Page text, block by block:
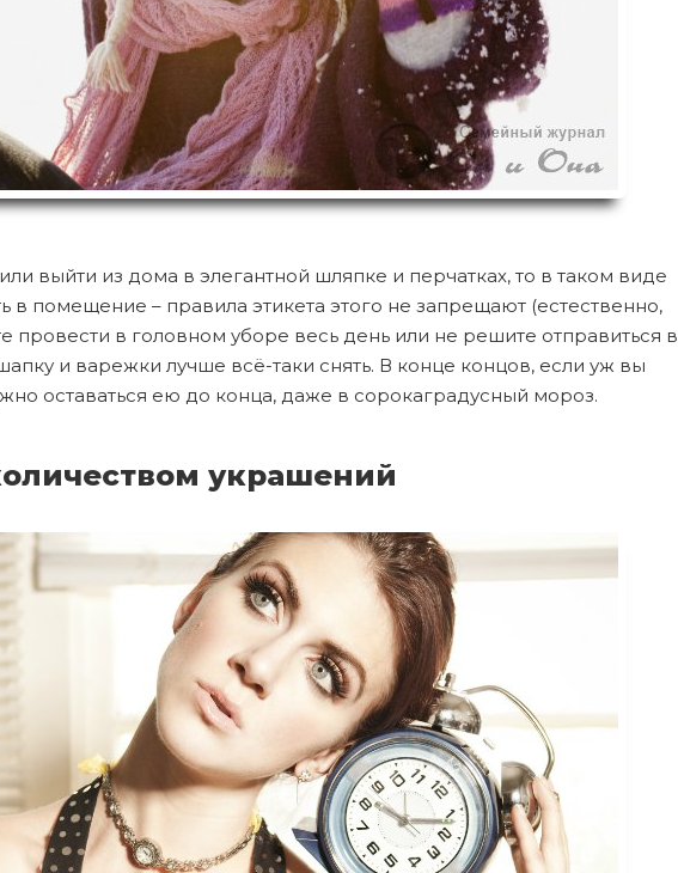
выйти из дома в элегантной шляпке и перчатках, то в таком виде
в помещение – правила этикета этого не запрещают (естественно,
провести в головном уборе весь день или не решите отправиться в
и варежки лучше всё-таки снять. В конце концов, если уж вы
оставаться ею до конца, даже в сорокаградусный мороз.
украшений